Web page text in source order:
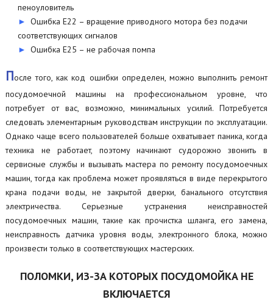
пеноуловитель
Ошибка Е22 – вращение приводного мотора без подачи
соответствующих сигналов
Ошибка Е25 – не рабочая помпа
П осле того, как код ошибки определен, можно выполнить ремонт
посудомоечной машины на профессиональном уровне, что
потребует от вас, возможно, минимальных усилий. Потребуется
следовать элементарным руководствам инструкции по эксплуатации.
Однако чаще всего пользователей больше охватывает паника, когда
техника не работает, поэтому начинают судорожно звонить в
сервисные службы и вызывать мастера по ремонту посудомоечных
машин, тогда как проблема может проявляться в виде перекрытого
крана подачи воды, не закрытой дверки, банального отсутствия
электричества. Серьезные устранения неисправностей
посудомоечных машин, такие как прочистка шланга, его замена,
неисправность датчика уровня воды, электронного блока, можно
произвести только в соответствующих мастерских.
ПОЛОМКИ, ИЗ-ЗА КОТОРЫХ ПОСУДОМОЙКА НЕ
ВКЛЮЧАЕТСЯ